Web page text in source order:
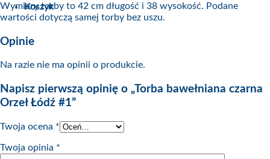
Koszyk
Wymiary torby to 42 cm długość i 38 wysokość. Podane
wartości dotyczą samej torby bez uszu.
Opinie
Na razie nie ma opinii o produkcie.
Napisz pierwszą opinię o „Torba bawełniana czarna
Orzeł Łódź #1”
Twoja ocena *
Twoja opinia *